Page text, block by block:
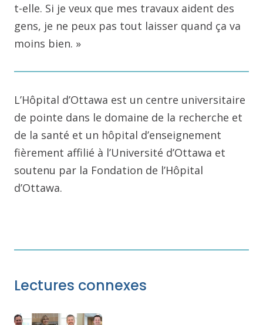
t-elle. Si je veux que mes travaux aident des
gens, je ne peux pas tout laisser quand ça va
moins bien. »
L’Hôpital d’Ottawa est un centre universitaire
de pointe dans le domaine de la recherche et
de la santé et un hôpital d’enseignement
fièrement affilié à l’Université d’Ottawa et
soutenu par la Fondation de l’Hôpital
d’Ottawa.
Lectures connexes